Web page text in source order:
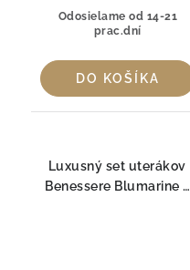
Odosielame od 14-21
prac.dní
DO KOŠÍKA
Luxusný set uterákov
Benessere Blumarine s